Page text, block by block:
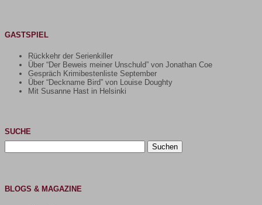
GASTSPIEL
Rückkehr der Serienkiller
Über “Der Beweis meiner Unschuld” von Jonathan Coe
Gespräch Krimibestenliste September
Über “Deckname Bird” von Louise Doughty
Mit Susanne Hast in Helsinki
SUCHE
nach:
BLOGS & MAGAZINE